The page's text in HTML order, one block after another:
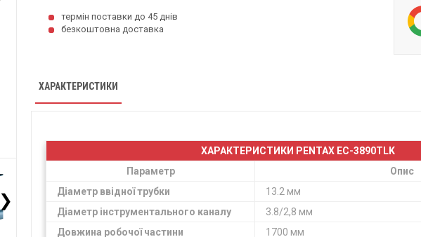
термін поставки до 45 днів
безкоштовна доставка
ХАРАКТЕРИСТИКИ
ХАРАКТЕРИСТИКИ PENTAX EC-3890TLK
Параметр
Опис
Діаметр ввідної трубки
13.2 мм
Діаметр інструментального каналу
3.8/2,8 мм
Довжина робочої частини
1700 мм